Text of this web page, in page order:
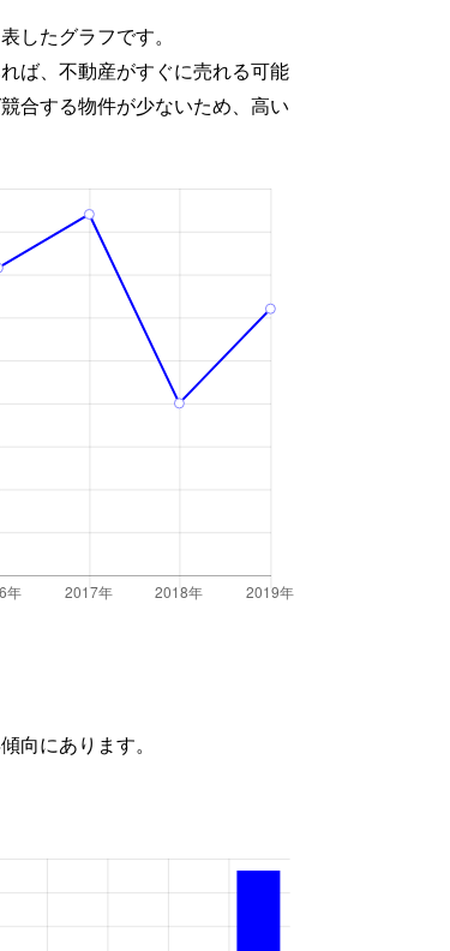
したグラフです。
ば、不動産がすぐに売れる可能
合する物件が少ないため、高い
向にあります。